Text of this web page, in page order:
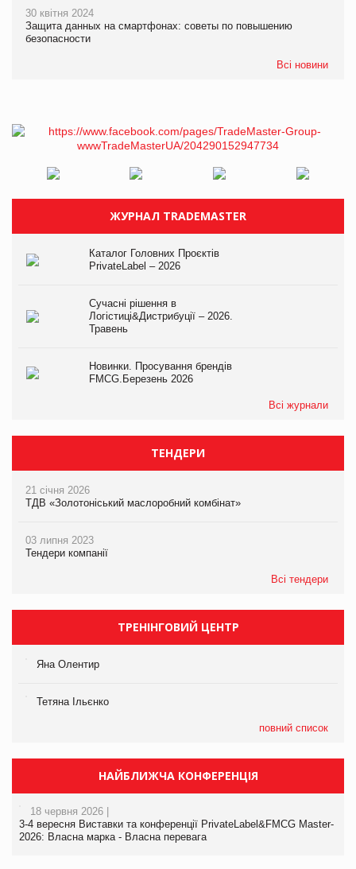
30 квітня 2024
Защита данных на смартфонах: советы по повышению
безопасности
Всі новини
ЖУРНАЛ TRADEMASTER
Каталог Головних Проєктів
PrivateLabel – 2026
Сучасні рішення в
Логістиці&Дистрибуції – 2026.
Травень
Новинки. Просування брендів
FMCG.Березень 2026
Всі журнали
ТЕНДЕРИ
21 січня 2026
ТДВ «Золотоніський маслоробний комбінат»
03 липня 2023
Тендери компанії
Всі тендери
ТРЕНІНГОВИЙ ЦЕНТР
Яна Олентир
Тетяна Ільєнко
повний список
НАЙБЛИЖЧА КОНФЕРЕНЦІЯ
18 червня 2026 |
3-4 вересня Виставки та конференції PrivateLabel&FMCG Master-
2026: Власна марка - Власна перевага